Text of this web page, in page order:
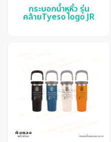
กระบอกน้ำหูหิ้ว รุ่น
คล้ายTyeso logo JR